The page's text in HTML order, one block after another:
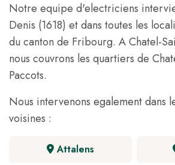
Notre equipe d'electriciens
Denis (1618) et dans toutes les
du canton de Fribourg. A Chatel-
nous couvrons les quartiers de
Paccots.
Nous intervenons egalement dans
voisines :
Attalens